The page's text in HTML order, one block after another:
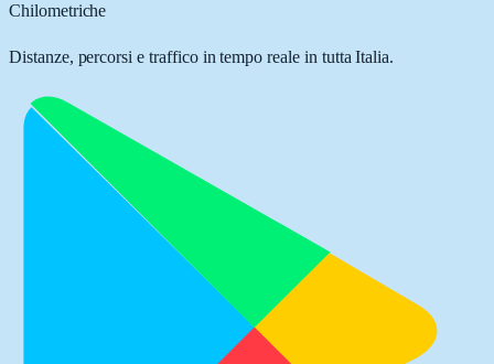
Chilometriche
Distanze, percorsi e traffico in tempo reale in tutta Italia.